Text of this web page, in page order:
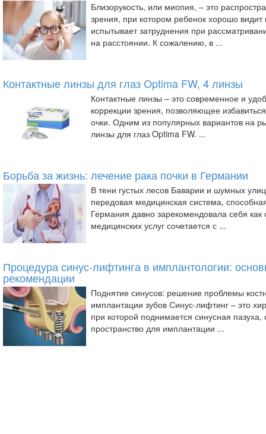
Близорукость, или миопия, – это
зрения, при котором ребенок хорошо
испытывает затруднения при
на расстоянии. К сожалению, в ...
Контактные линзы для глаз Optima FW, 4 линзы
Контактные линзы – это современное и
коррекции зрения, позволяющее
очки. Одним из популярных вариантов на
линзы для глаз Optima FW. ...
Борьба за жизнь: лечение рака почки в Германии
В тени густых лесов Баварии и шумных
передовая медицинская система,
Германия давно зарекомендовала себя как
медицинских услуг сочетается с ...
Процедура синус-лифтинга в имплантологии:
рекомендации
Поднятие синусов: решение проблемы
имплантации зубов Синус-лифтинг – это
при которой поднимается синусная
пространство для имплантации ...